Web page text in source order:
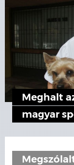
Meghalt
magyar